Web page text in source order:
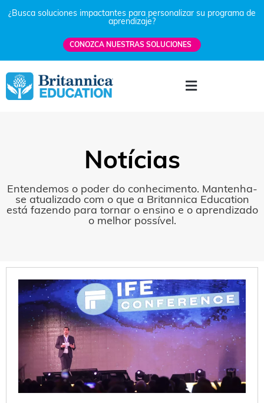
¿Busca soluciones impactantes para personalizar su programa de
aprendizaje?
CONOZCA NUESTRAS SOLUCIONES
Notícias
Entendemos o poder do conhecimento. Mantenha-
se atualizado com o que a Britannica Education
está fazendo para tornar o ensino e o aprendizado
o melhor possível.